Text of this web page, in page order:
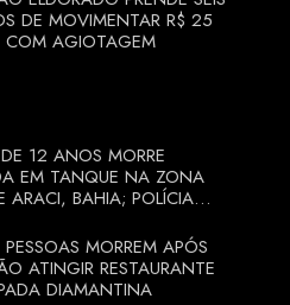
DE MOVIMENTAR R$ 25
COM AGIOTAGEM
12 ANOS MORRE
EM TANQUE NA ZONA
ARACI, BAHIA; POLÍCIA
MORREM APÓS
ATINGIR RESTAURANTE
DIAMANTINA